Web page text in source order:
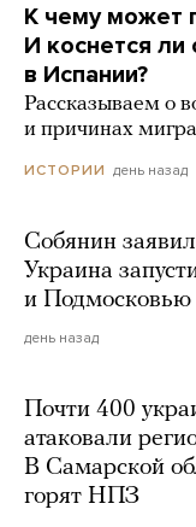
К чему может
И коснется ли
в Испании?
Рассказываем о
и причинах
ИСТОРИИ день назад
Собянин
Украина
и Подмосковью
день назад
Почти 400
атаковали
В Самарской
горят НПЗ